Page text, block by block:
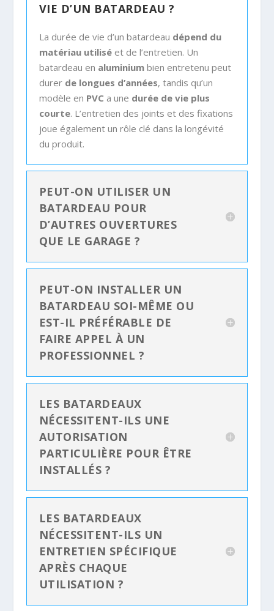
VIE D’UN BATARDEAU ?
La durée de vie d’un batardeau dépend du
matériau utilisé et de l’entretien. Un
batardeau en aluminiumbien entretenu peut
durer de longues d’années, tandis qu’un
modèle en PVC a une durée de vie plus
courte. L’entretien des joints et des fixations
joue également un rôle clé dans la longévité
du produit.
PEUT-ON UTILISER UN
BATARDEAU POUR
D’AUTRES OUVERTURES
QUE LE GARAGE ?
PEUT-ON INSTALLER UN
BATARDEAU SOI-MÊME OU
EST-IL PRÉFÉRABLE DE
FAIRE APPEL À UN
PROFESSIONNEL ?
LES BATARDEAUX
NÉCESSITENT-ILS UNE
AUTORISATION
PARTICULIÈRE POUR ÊTRE
INSTALLÉS ?
LES BATARDEAUX
NÉCESSITENT-ILS UN
ENTRETIEN SPÉCIFIQUE
APRÈS CHAQUE
UTILISATION ?